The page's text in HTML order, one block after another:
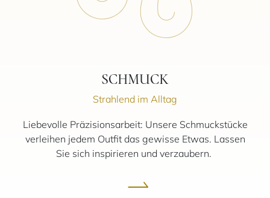
SCHMUCK
Strahlend im Alltag
Liebevolle Präzisionsarbeit: Unsere Schmuckstücke
verleihen jedem Outfit das gewisse Etwas. Lassen
Sie sich inspirieren und verzaubern.